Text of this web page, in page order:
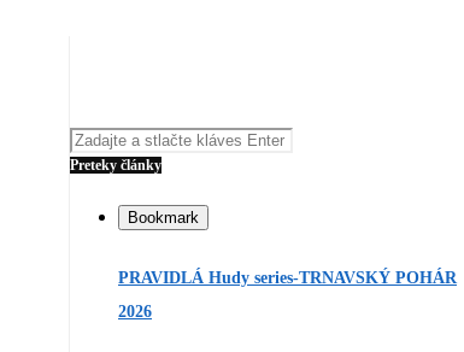
Preteky články
Bookmark
PRAVIDLÁ Hudy series-TRNAVSKÝ POHÁR
2026